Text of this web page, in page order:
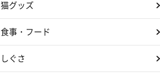
猫グッズ
食事・フード
しぐさ